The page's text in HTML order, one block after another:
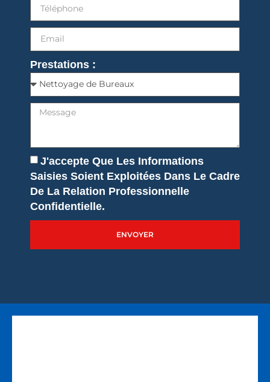
Prestations :
J'accepte Que Les Informations
Saisies Soient Exploitées Dans Le Cadre
De La Relation Professionnelle
Confidentielle.
ENVOYER